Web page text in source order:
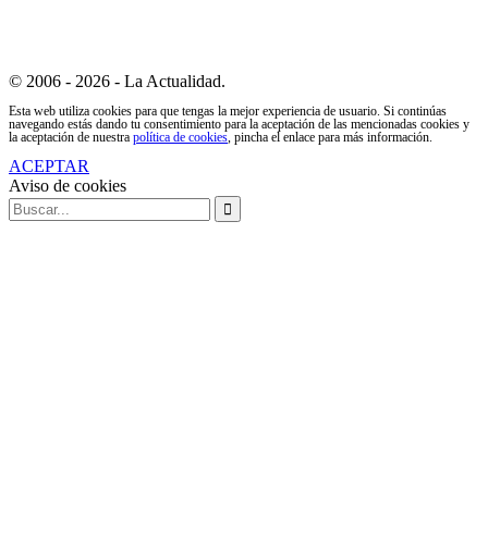
© 2006 - 2026 - La Actualidad.
Esta web utiliza cookies para que tengas la mejor experiencia de usuario. Si continúas
navegando estás dando tu consentimiento para la aceptación de las mencionadas cookies y
la aceptación de nuestra política de cookies, pincha el enlace para más información.
ACEPTAR
Aviso de cookies